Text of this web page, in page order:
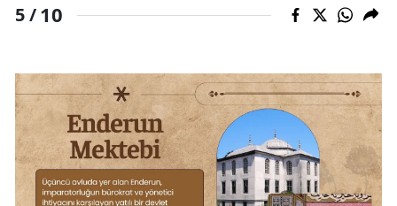
Trabzon
Şanlıurfa
Uşak
Van
Yozgat
5 /10